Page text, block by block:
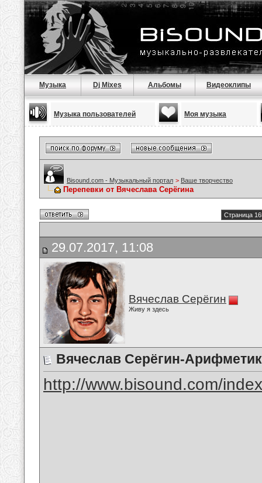
Музыка Dj Mixes Альбомы Видеоклипы
Музыка пользователей Моя музыка
Bisound.com - Музыкальный портал > Ваше творчество
Перепевки от Вячеслава Серёгина
Страница
29.07.2017, 11:08
Вячеслав Серёгин
Живу я здесь
Вячеслав Серёгин-
http://www.bisound.com/